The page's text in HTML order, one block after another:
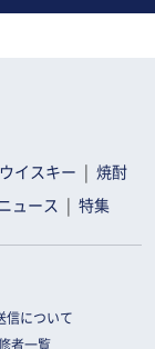
ウイスキー 焼酎
ニュース 特集
信について
者一覧